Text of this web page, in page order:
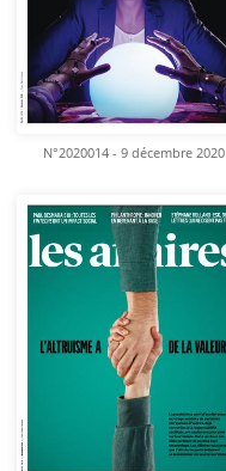
N°2020014 - 9 décembre 2020